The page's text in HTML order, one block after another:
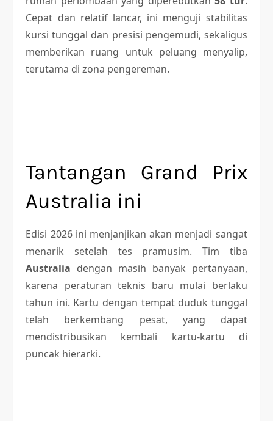
Cepat dan relatif lancar, ini menguji stabilitas
kursi tunggal dan presisi pengemudi, sekaligus
memberikan ruang untuk peluang menyalip,
terutama di zona pengereman.
Tantangan Grand Prix
Australia ini
Edisi 2026 ini menjanjikan akan menjadi sangat
menarik setelah tes pramusim. Tim tiba
Australia dengan masih banyak pertanyaan,
karena peraturan teknis baru mulai berlaku
tahun ini. Kartu dengan tempat duduk tunggal
telah berkembang pesat, yang dapat
mendistribusikan kembali kartu-kartu di
puncak hierarki.